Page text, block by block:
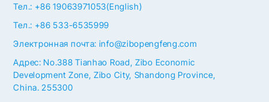
Тел.: +86 19063971053(English)
Тел.: +86 533-6535999
Электронная почта: info@zibopengfeng.com
Адрес: No.388 Tianhao Road, Zibo Economic
Development Zone, Zibo City, Shandong Province,
China. 255300